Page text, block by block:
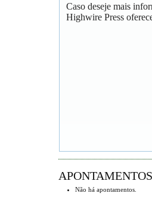
Caso deseje mais
Highwire Press
APONTAMENTOS
Não há apontamentos.